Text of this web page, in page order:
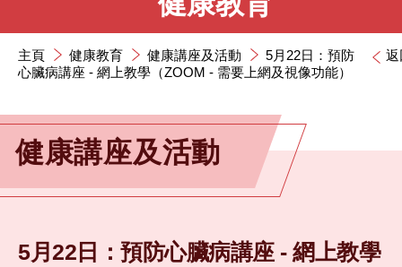
返
主頁 健康教育 健康講座及活動
5月22日：預防
心臟病講座 - 網上教學（ZOOM - 需要上網及視像功能）
健康講座及活動
5月22日：預防心臟病講座 - 網上教學